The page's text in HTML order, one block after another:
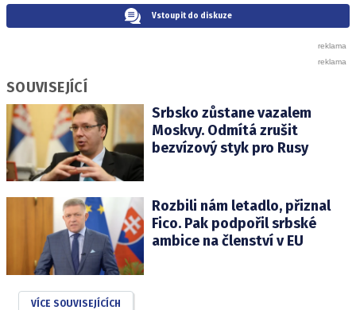
Vstoupit do diskuze
SOUVISEJÍCÍ
Srbsko zůstane vazalem
Moskvy. Odmítá zrušit
bezvízový styk pro Rusy
Rozbili nám letadlo, přiznal
Fico. Pak podpořil srbské
ambice na členství v EU
VÍCE SOUVISEJÍCÍCH